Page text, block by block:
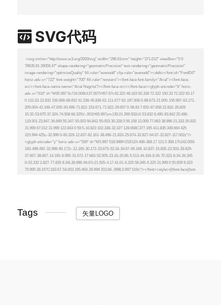
SVG代码
Tags 矢量LOGO